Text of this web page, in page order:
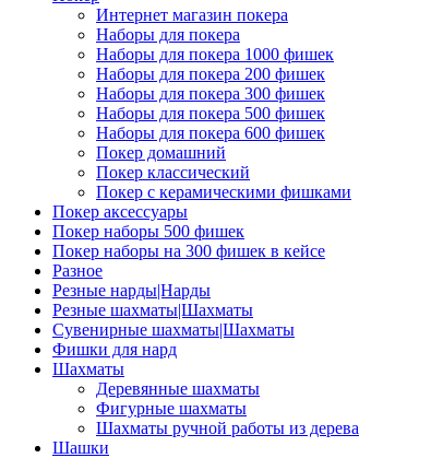
Интернет магазин покера
Наборы для покера
Наборы для покера 1000 фишек
Наборы для покера 200 фишек
Наборы для покера 300 фишек
Наборы для покера 500 фишек
Наборы для покера 600 фишек
Покер домашний
Покер классический
Покер с керамическими фишками
Покер аксессуары
Покер наборы 500 фишек
Покер наборы на 300 фишек в кейсе
Разное
Резные нарды|Нарды
Резные шахматы|Шахматы
Сувенирные шахматы|Шахматы
Фишки для нард
Шахматы
Деревянные шахматы
Фигурные шахматы
Шахматы ручной работы из дерева
Шашки